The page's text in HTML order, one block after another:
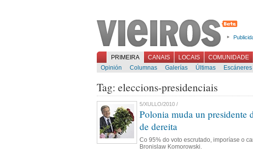
PRIMEIRA CANAIS LOCAIS COMUNIDADE
Opinión
Columnas Galerías Últimas Escáneres
Tag: eleccions-presidenciais
5/XULLO/2010 /
Polonia muda un presidente
de dereita
Co 95% do voto escrutado, imporíase o
Bronislaw Komorowski.